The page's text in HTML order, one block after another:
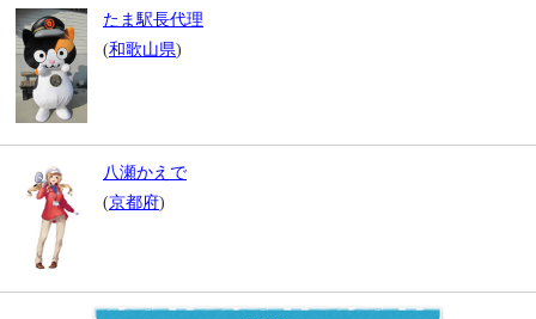
たま駅長代理
(和歌山県)
八瀬かえで
(京都府)